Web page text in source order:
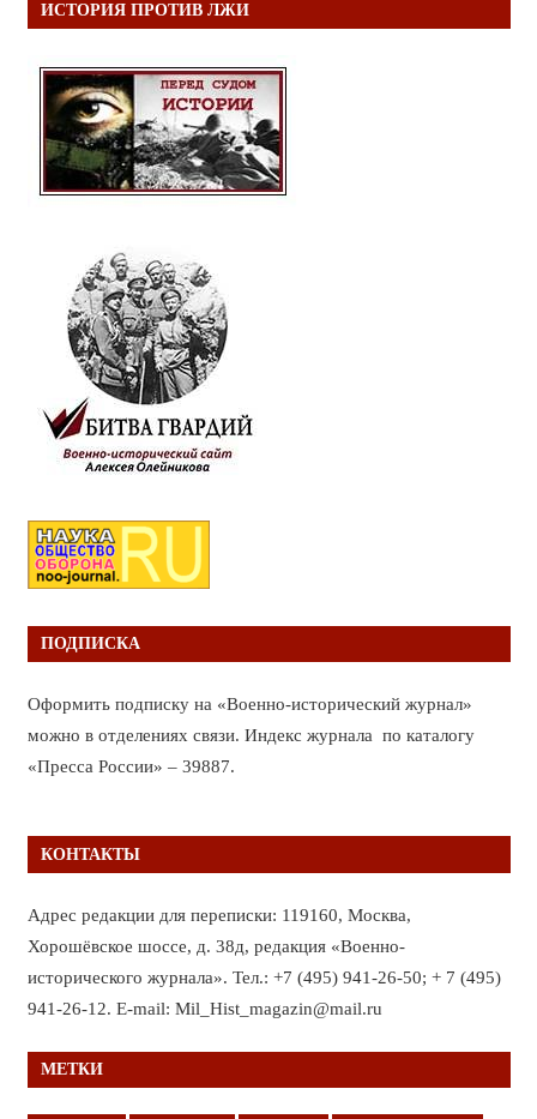
ИСТОРИЯ ПРОТИВ ЛЖИ
ПОДПИСКА
Оформить подписку на «Военно-исторический журнал»
можно в отделениях связи. Индекс журнала по каталогу
«Пресса России» – 39887.
КОНТАКТЫ
Адрес редакции для переписки: 119160, Москва,
Хорошёвское шоссе, д. 38д, редакция «Военно-
исторического журнала». Тел.: +7 (495) 941-26-50; + 7 (495)
941-26-12. E-mail: Mil_Hist_magazin@mail.ru
МЕТКИ